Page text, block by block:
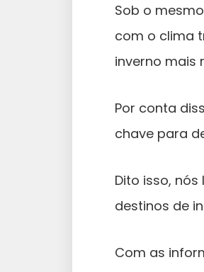
Sob o
com o clima
inverno mais
Por conta
chave para
Dito isso,
destinos de
Com as